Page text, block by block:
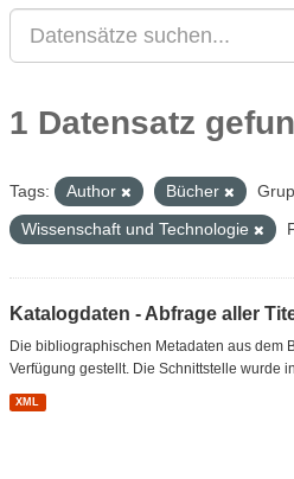
1 Datensatz
Tags: Author Bücher
Wissenschaft und Technologie
Katalogdaten - Abfrage aller
Die bibliographischen Metadaten aus dem
Verfügung gestellt. Die Schnittstelle wurde
XML